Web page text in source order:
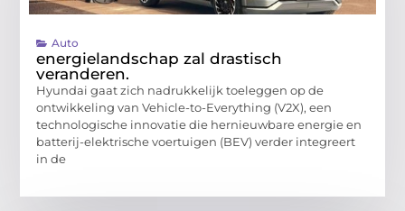
Auto
energielandschap zal drastisch
veranderen.
Hyundai gaat zich nadrukkelijk toeleggen op de
ontwikkeling van Vehicle-to-Everything (V2X), een
technologische innovatie die hernieuwbare energie en
batterij-elektrische voertuigen (BEV) verder integreert
in de